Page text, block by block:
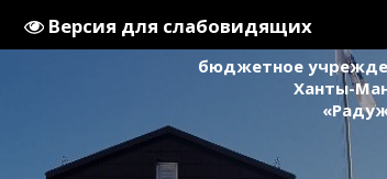
Версия для слабовидящих
бюджетное
Ханты-